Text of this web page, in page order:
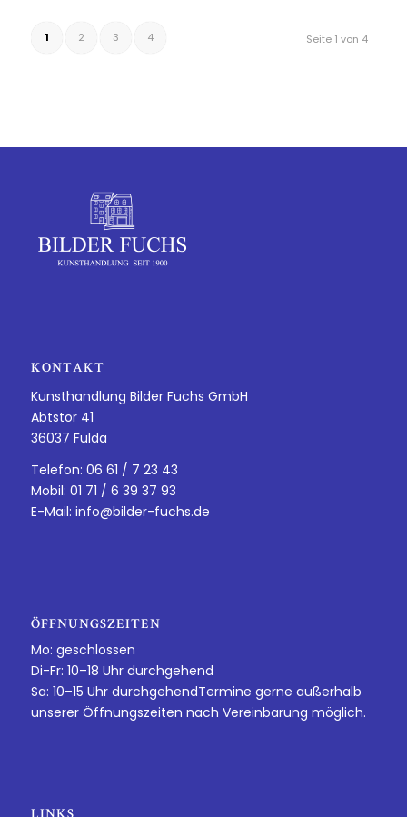
Seite 1 von 4
1 2 3 4
KONTAKT
Kunsthandlung Bilder Fuchs GmbH
Abtstor 41
36037 Fulda
Telefon: 06 61 / 7 23 43
Mobil: 01 71 / 6 39 37 93
E-Mail: info@bilder-fuchs.de
ÖFFNUNGSZEITEN
Mo: geschlossen
Di-Fr: 10–18 Uhr durchgehend
Sa: 10–15 Uhr durchgehendTermine gerne außerhalb
unserer Öffnungszeiten nach Vereinbarung möglich.